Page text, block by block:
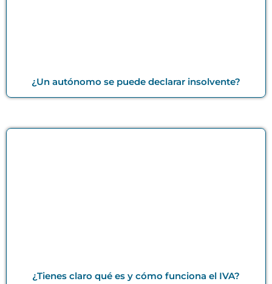
¿Un autónomo se puede declarar insolvente?
¿Tienes claro qué es y cómo funciona el IVA?